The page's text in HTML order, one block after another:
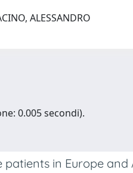
ALESSANDRO
0.005 secondi).
patients in Europe